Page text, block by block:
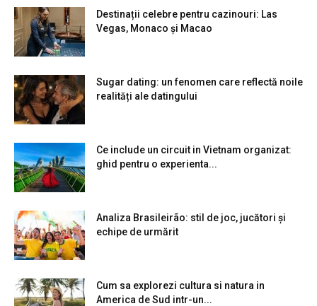
Destinații celebre pentru cazinouri: Las
Vegas, Monaco și Macao
Sugar dating: un fenomen care reflectă noile
realități ale datingului
Ce include un circuit in Vietnam organizat:
ghid pentru o experienta...
Analiza Brasileirão: stil de joc, jucători și
echipe de urmărit
Cum sa explorezi cultura si natura in
America de Sud intr-un...